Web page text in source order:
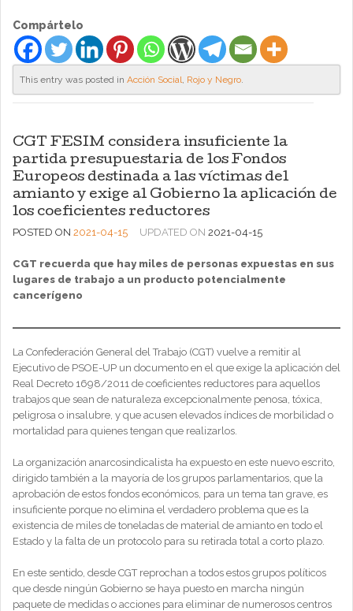
Compártelo
This entry was posted in Acción Social, Rojo y Negro.
CGT FESIM considera insuficiente la
partida presupuestaria de los Fondos
Europeos destinada a las víctimas del
amianto y exige al Gobierno la aplicación de
los coeficientes reductores
POSTED ON 2021-04-15 UPDATED ON 2021-04-15
CGT recuerda que hay miles de personas expuestas en sus
lugares de trabajo a un producto potencialmente
cancerígeno
La Confederación General del Trabajo (CGT) vuelve a remitir al
Ejecutivo de PSOE-UP un documento en el que exige la aplicación del
Real Decreto 1698/2011 de coeficientes reductores para aquellos
trabajos que sean de naturaleza excepcionalmente penosa, tóxica,
peligrosa o insalubre, y que acusen elevados índices de morbilidad o
mortalidad para quienes tengan que realizarlos.
La organización anarcosindicalista ha expuesto en este nuevo escrito,
dirigido también a la mayoría de los grupos parlamentarios, que la
aprobación de estos fondos económicos, para un tema tan grave, es
insuficiente porque no elimina el verdadero problema que es la
existencia de miles de toneladas de material de amianto en todo el
Estado y la falta de un protocolo para su retirada total a corto plazo.
En este sentido, desde CGT reprochan a todos estos grupos políticos
que desde ningún Gobierno se haya puesto en marcha ningún
paquete de medidas o acciones para eliminar de numerosos centros